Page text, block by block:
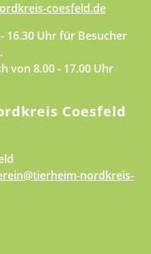
coesfeld.de
16.30 Uhr für Besucher
von 8.00 - 17.00 Uhr
Coesfeld
nordkreis-